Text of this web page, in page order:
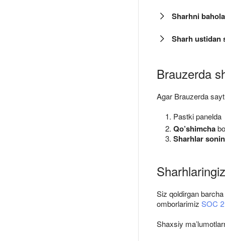
Sharhni
Sharh ustidan
Brauzerda
Agar Brauzerda
Pastki panelda
Qo’shimcha
Sharhlar
Siz qoldirgan
omborlarimiz SOC 2
Shaxsiy